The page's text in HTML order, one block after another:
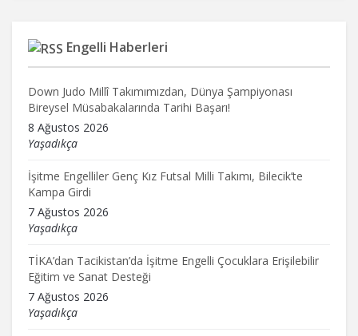
Engelli Haberleri
Down Judo Millî Takımımızdan, Dünya Şampiyonası
Bireysel Müsabakalarında Tarihi Başarı!
8 Ağustos 2026
Yaşadıkça
İşitme Engelliler Genç Kız Futsal Milli Takımı, Bilecik’te
Kampa Girdi
7 Ağustos 2026
Yaşadıkça
TİKA’dan Tacikistan’da İşitme Engelli Çocuklara Erişilebilir
Eğitim ve Sanat Desteği
7 Ağustos 2026
Yaşadıkça